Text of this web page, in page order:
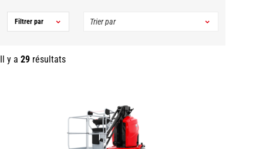
Il y a 29 résultats
Filtrer par